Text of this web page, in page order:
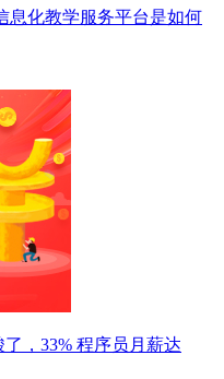
息化教学服务平台是如何
，33% 程序员月薪达